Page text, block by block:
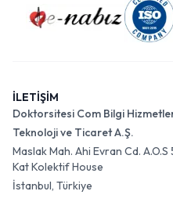
İLETİŞİM
Doktorsitesi Com Bilgi
Teknoloji ve Ticaret A.Ş.
Maslak Mah. Ahi Evran Cd.
Kat Kolektif House
İstanbul, Türkiye